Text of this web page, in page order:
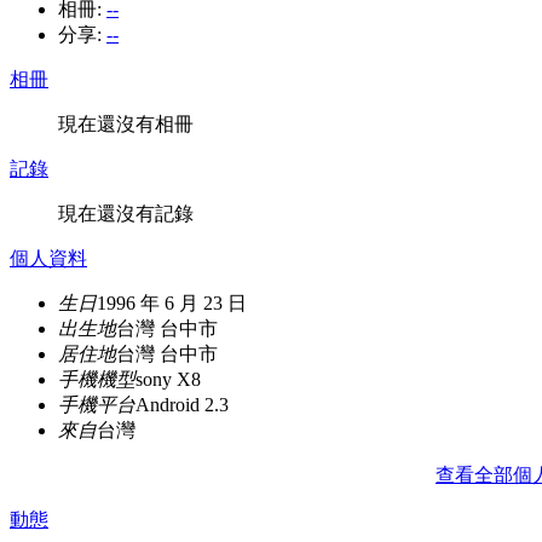
相冊: --
分享: --
相冊
現在還沒有相冊
記錄
現在還沒有記錄
個人資料
生日1996 年 6 月 23 日
出生地台灣 台中市
居住地台灣 台中市
手機機型sony X8
手機平台Android 2.3
來自台灣
查看全部個
動態